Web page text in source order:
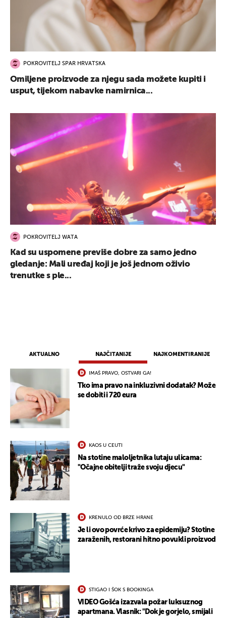
AKTUALNO NAJČITANIJE NAJKOMENTIRANIJE
IMAŠ PRAVO, OSTVARI GA!
Tko ima pravo na inkluzivni dodatak? Može
se dobiti i 720 eura
KAOS U CEUTI
Na stotine maloljetnika lutaju ulicama:
"Očajne obitelji traže svoju djecu"
KRENULO OD BRZE HRANE
Je li ovo povrće krivo za epidemiju? Stotine
zaraženih, restorani hitno povukli proizvod
STIGAO I ŠOK S BOOKINGA
VIDEO Gošća izazvala požar luksuznog
apartmana. Vlasnik: "Dok je gorjelo, smijali
POKROVITELJ SPAR HRVATSKA
Omiljene proizvode za njegu sada možete kupiti i
usput, tijekom nabavke namirnica...
POKROVITELJ WATA
Kad su uspomene previše dobre za samo jedno
gledanje: Mali uređaj koji je još jednom oživio
trenutke s ple...